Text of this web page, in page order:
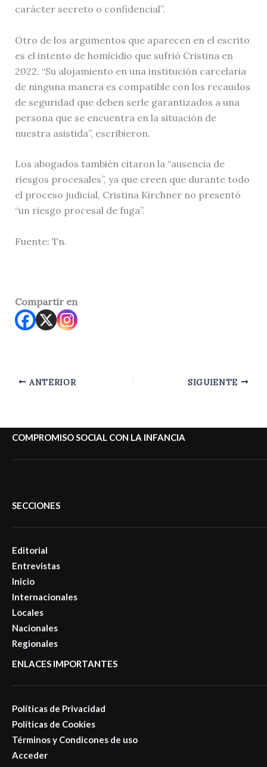
carácter secreto o confidencial”.
Otro de los argumentos que aparecen en el escrito
es el intento de homicidio que sufrió Cristina en
2022. “Su alojamiento en una institución carcelaria
de ninguna manera es compatible con los recaudos
de seguridad que deben serle garantizados a una
persona que se encuentra en la situación de
nuestra asistida”, escribieron.
Los abogados también citaron la “ausencia de
riesgos procesales”, ya que creen que durante todo
el proceso judicial, Cristina Kirchner no presentó
“un riesgo procesal de fuga”.
Fuente: Tn.
Compartir en
ANTERIOR SIGUIENTE
COMPROMISO SOCIAL CON LA INFANCIA
SECCIONES
Editorial
Entrevistas
Inicio
Internacionales
Locales
Nacionales
Regionales
ENLACES IMPORTANTES
Políticas de Privacidad
Políticas de Cookies
Términos y Condicones de uso
Acceder